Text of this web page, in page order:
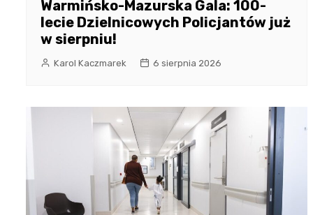
Warmińsko-Mazurska Gala: 100-
lecie Dzielnicowych Policjantów już
w sierpniu!
Karol Kaczmarek 6 sierpnia 2026